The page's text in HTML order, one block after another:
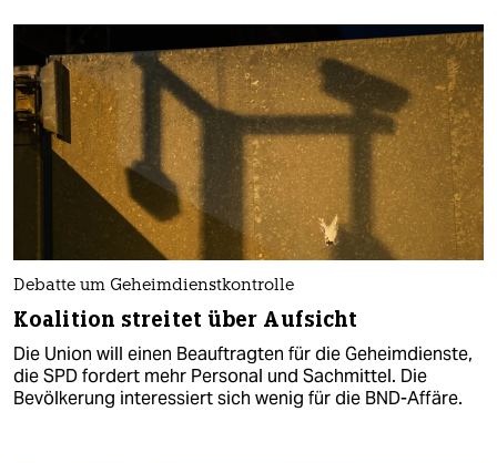
Debatte um Geheimdienstkontrolle
Koalition streitet über Aufsicht
Die Union will einen Beauftragten für die Geheimdienste,
die SPD fordert mehr Personal und Sachmittel. Die
Bevölkerung interessiert sich wenig für die BND-Affäre.